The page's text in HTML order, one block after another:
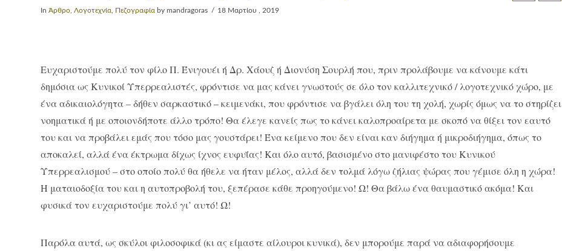
InΆρθρο ,Λογοτεχνία Πεζογραφία by mandragoras 18 Μαρτίου , 2019
Ευχαριστούμε πολύ τον φίλο Π. Ένιγουέι ή Δρ. Χάουζ ή Διονύση Σουρλή που, πριν προλάβουμε να κάνουμε κάτι
δημόσια ως Κυνικοί Υπερρεαλιστές, φρόντισε να μας κάνει γνωστούς σε όλο τον καλλιτεχνικό / λογοτεχνικό χώρο, με
ένα αδικαιολόγητα – δήθεν σαρκαστικό – κειμενάκι, που φρόντισε να βγάλει όλη του τη χολή, χωρίς όμως να το στηρίζει
νοηματικά ή με οποιονδήποτε άλλο τρόπο! Θα έλεγε κανείς πως το κάνει καλοπροαίρετα με σκοπό να θίξει τον εαυτό
του και να προβάλει εμάς που τόσο μας γουστάρει! Ένα κείμενο που δεν είναι καν διήγημα ή μικροδιήγημα, όπως το
αποκαλεί, αλλά ένα έκτρωμα δίχως ίχνος ευφυΐας! Και όλο αυτό, βασισμένο στο μανιφέστο του Κυνικού
Υπερρεαλισμού – στο οποίο πολύ θα ήθελε να ήταν μέλος, αλλά δεν τολμά λόγω ζήλιας ψώρας που γέμισε όλη η χώρα!
Η ματαιοδοξία του και η αυτοπροβολή του, ξεπέρασε κάθε προηγούμενο! Ω! Θα βάλω ένα θαυμαστικό ακόμα! Και
φυσικά τον ευχαριστούμε πολύ γι’ αυτό! Ω!
Παρόλα αυτά, ως σκύλοι φιλοσοφικά (κι ας είμαστε αίλουροι κυνικά), δεν μπορούμε παρά να αδιαφορήσουμε